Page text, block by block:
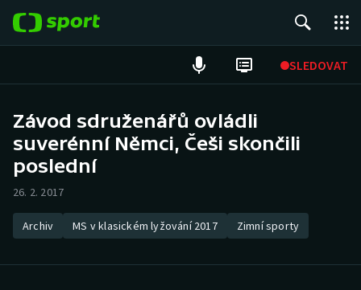
SLEDOVAT
Hokej
Atletika
Závod sdruženářů ovládli
suverénní Němci, Češi skončili
poslední
26. 2. 2017
Archiv MS v klasickém lyžování 2017 Zimní sporty